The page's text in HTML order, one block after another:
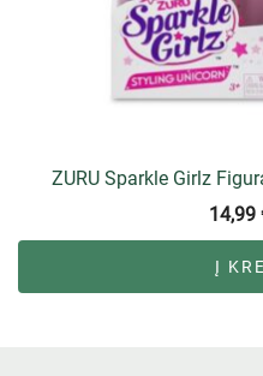
ZURU Sparkle Girlz
14,99
Į